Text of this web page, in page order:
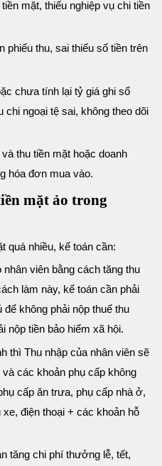
mặt, thiếu nghiệp vụ chi tiền
phiếu thu, sai thiếu số tiền trên
chưa tính lại tỷ giá ghi sổ
chi ngoại tệ sai, không theo dõi
thu tiền mặt hoặc doanh
hóa đơn mua vào.
mặt ảo trong
quá nhiều, kế toán cần:
viên bằng cách tăng thu
làm này, kế toán cần phải
không phải nộp thuế thu
nộp tiền bảo hiểm xã hội.
thì Thu nhập của nhân viên sẽ
các khoản phụ cấp không
cấp ăn trưa, phụ cấp nhà ở,
điện thoại + các khoản hỗ
tăng chi phí thưởng lễ, tết,